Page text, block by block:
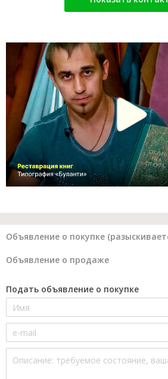
Объявление о покупке
Объявление о продаже
Подать объявление о покупке